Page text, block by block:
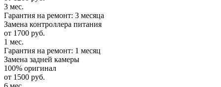
3 мес.
Гарантия на ремонт: 3 месяца
Замена контроллера питания
от 1700 руб.
1 мес.
Гарантия на ремонт: 1 месяц
Замена задней камеры
100% оригинал
от 1500 руб.